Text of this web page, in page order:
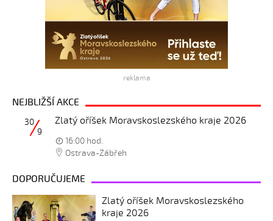
reklama
NEJBLIŽŠÍ AKCE
Zlatý oříšek Moravskoslezského kraje 2026
30
9
16:00 hod.
Ostrava-Zábřeh
DOPORUČUJEME
Zlatý oříšek Moravskoslezského
kraje 2026